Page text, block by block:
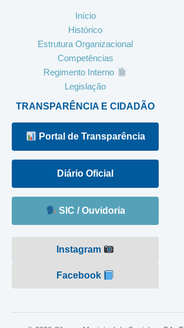
Início
Histórico
Estrutura Organizacional
Competências
Regimento Interno
Legislação
TRANSPARÊNCIA E CIDADÃO
Portal de Transparência
Diário Oficial
SIC / Ouvidoria
Instagram
Facebook